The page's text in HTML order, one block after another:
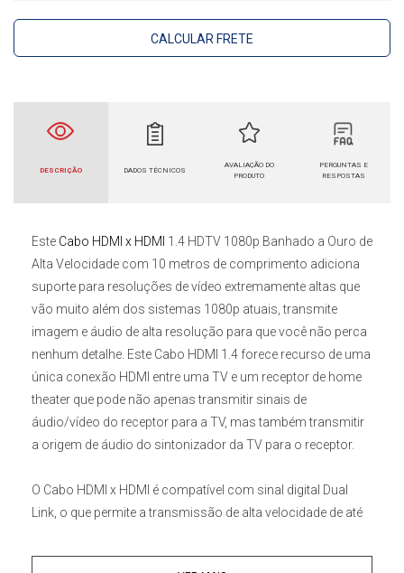
CALCULAR FRETE
DESCRIÇÃO DADOS TÉCNICOS
AVALIAÇÃO DO
PRODUTO
PERGUNTAS E
RESPOSTAS
Este Cabo HDMI x HDMI 1.4 HDTV 1080p Banhado a Ouro de
Alta Velocidade com 10 metros de comprimento adiciona
suporte para resoluções de vídeo extremamente altas que
vão muito além dos sistemas 1080p atuais, transmite
imagem e áudio de alta resolução para que você não perca
nenhum detalhe. Este Cabo HDMI 1.4 forece recurso de uma
única conexão HDMI entre uma TV e um receptor de home
theater que pode não apenas transmitir sinais de
áudio/vídeo do receptor para a TV, mas também transmitir
a origem de áudio do sintonizador da TV para o receptor.
O Cabo HDMI x HDMI é compatível com sinal digital Dual
Link, o que permite a transmissão de alta velocidade de até
também suporta conexão automática de dispositivos de